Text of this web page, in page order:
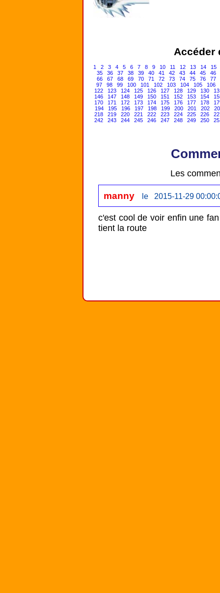
Accéder
1 2 3 4 5 6 7 8 9 10 11 12 13 14
15
35
36 37 38 39 40 41 42 43 44 45
46
66
67 68 69 70 71 72 73 74 75 76
77
97
98 99 100 101 102 103 104 105
106
122
123 124 125 126 127 128 129 130
146
147 148 149 150 151 152 153 154
170
171 172 173 174 175 176 177 178
194
195 196 197 198 199 200 201 202
218
219 220 221 222 223 224 225 226
242
243 244 245 246 247 248 249 250
Les
manny le 2015-11-29
c'est cool de voir enfin une
tient la route